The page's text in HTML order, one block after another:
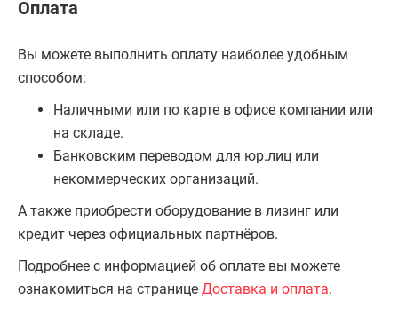
Оплата
Вы можете выполнить оплату наиболее удобным
способом:
Наличными или по карте в офисе компании или
на складе.
Банковским переводом для юр.лиц или
некоммерческих организаций.
А также приобрести оборудование в лизинг или
кредит через официальных партнёров.
Подробнее с информацией об оплате вы можете
ознакомиться на странице Доставка и оплата.